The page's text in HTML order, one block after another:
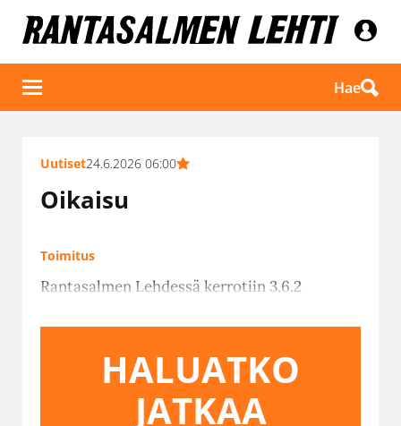
Hae
Uutiset24.6.2026 06:00
Oikaisu
Toimitus
Rantasalmen Lehdessä kerrotiin 3.6.2
HALUATKO
JATKAA